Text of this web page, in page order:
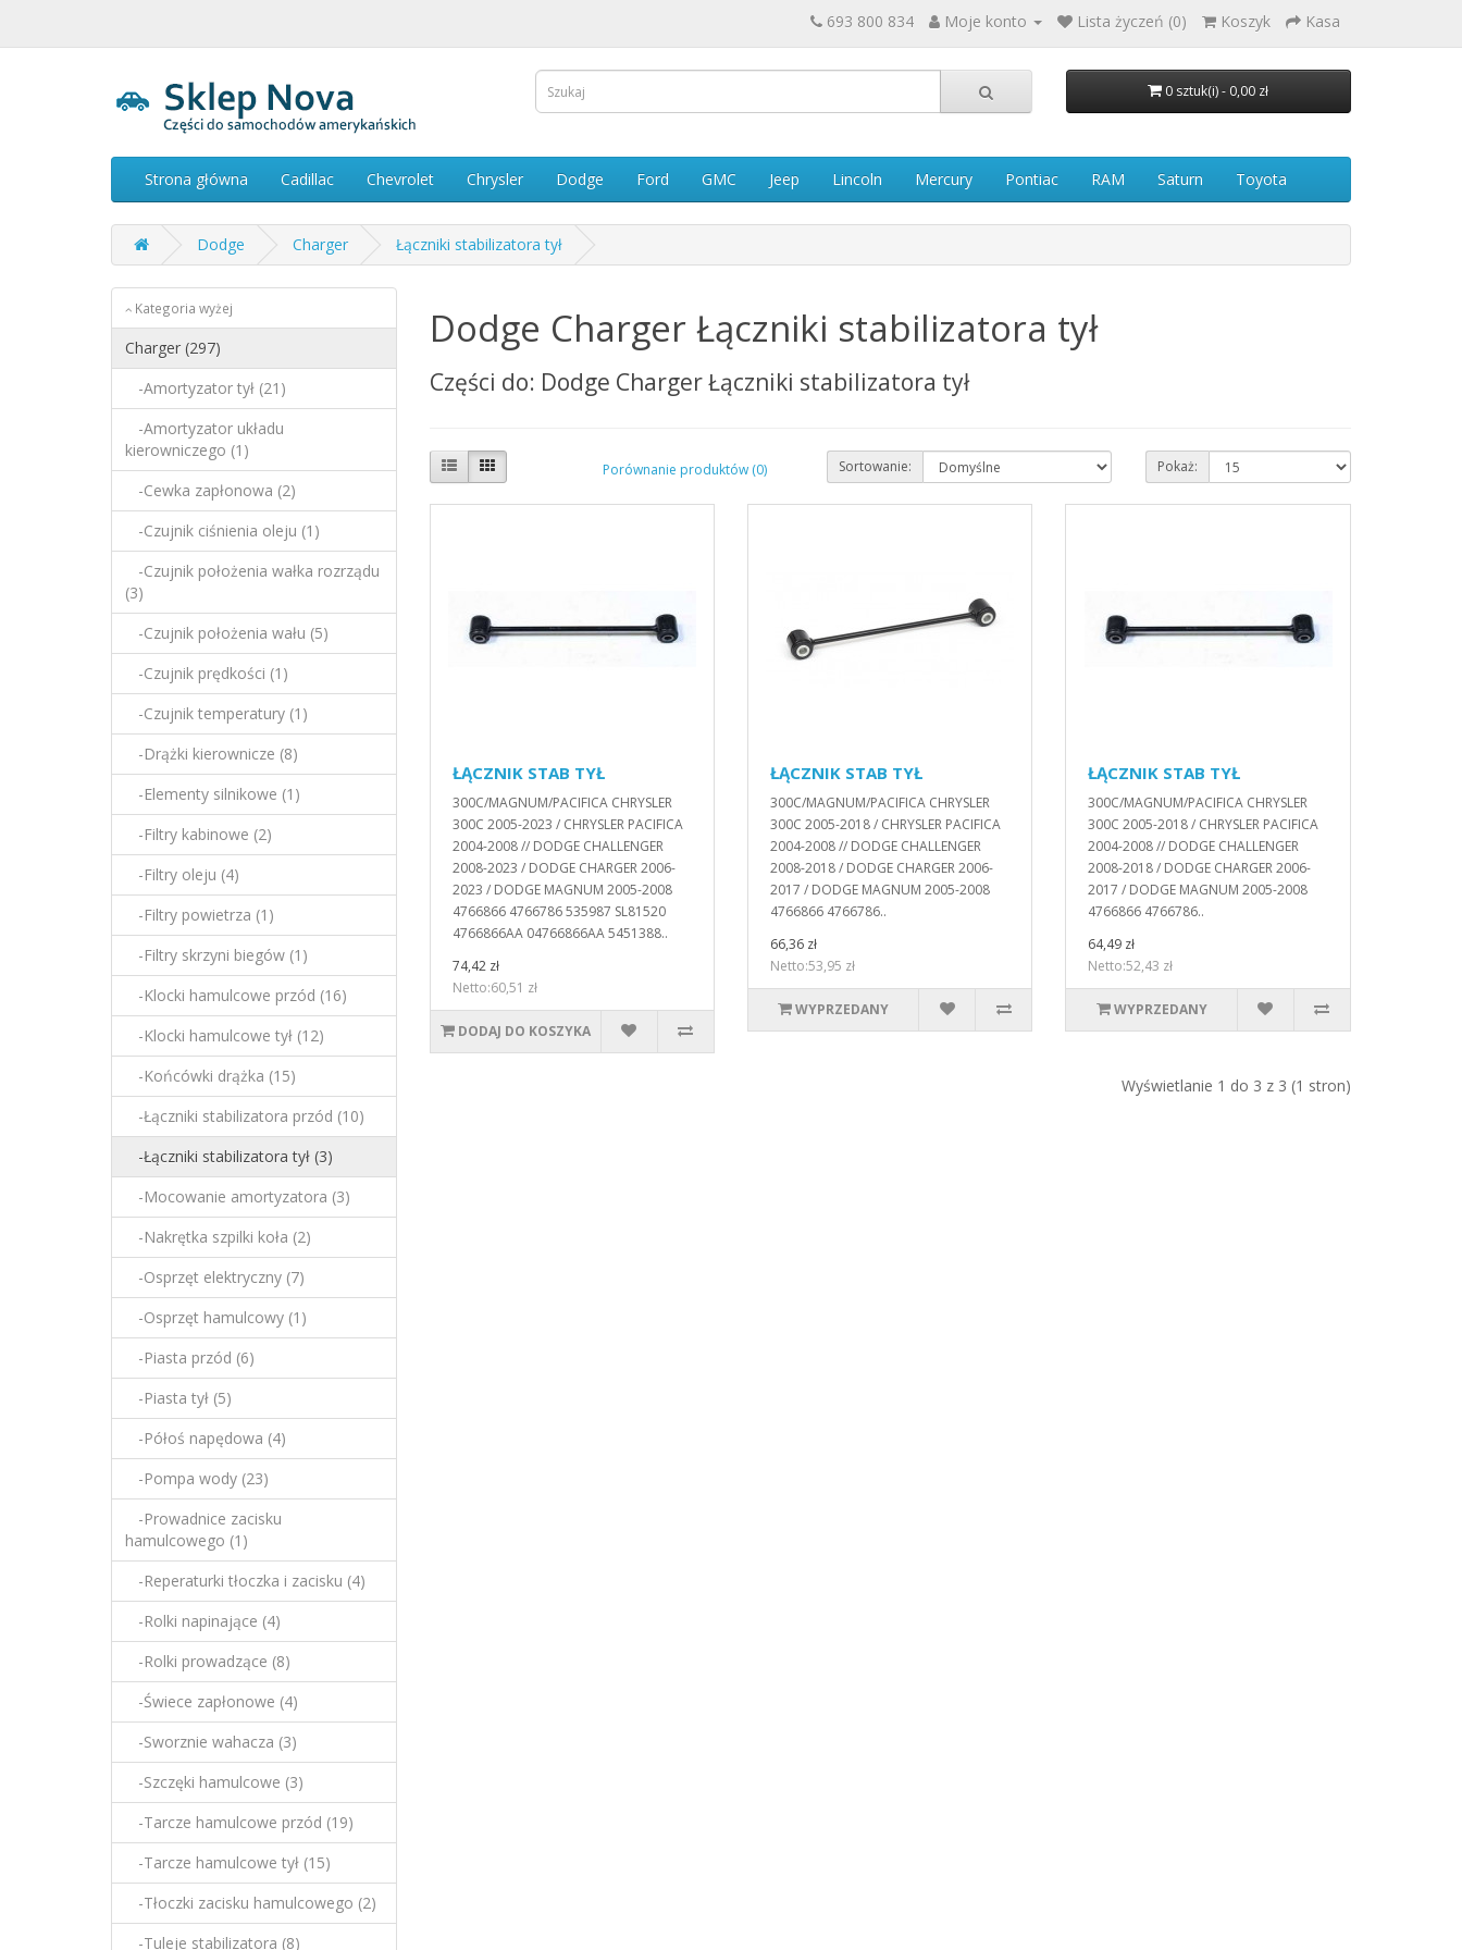
693 800 834 Moje konto Lista życzeń (0) Koszyk Kasa
0 sztuk(i) - 0,00 zł
Strona główna Cadillac Chevrolet Chrysler Dodge Ford GMC Jeep Lincoln Mercury Pontiac RAM Saturn Toyota
Dodge Charger Łączniki stabilizatora tył
Kategoria wyżej
Charger (297)
-Amortyzator tył (21)
-Amortyzator układu
kierowniczego (1)
-Cewka zapłonowa (2)
-Czujnik ciśnienia oleju (1)
-Czujnik położenia wałka rozrządu
(3)
-Czujnik położenia wału (5)
-Czujnik prędkości (1)
-Czujnik temperatury (1)
-Drążki kierownicze (8)
-Elementy silnikowe (1)
-Filtry kabinowe (2)
-Filtry oleju (4)
-Filtry powietrza (1)
-Filtry skrzyni biegów (1)
-Klocki hamulcowe przód (16)
-Klocki hamulcowe tył (12)
-Końcówki drążka (15)
-Łączniki stabilizatora przód (10)
-Łączniki stabilizatora tył (3)
-Mocowanie amortyzatora (3)
-Nakrętka szpilki koła (2)
-Osprzęt elektryczny (7)
-Osprzęt hamulcowy (1)
-Piasta przód (6)
-Piasta tył (5)
-Półoś napędowa (4)
-Pompa wody (23)
-Prowadnice zacisku
hamulcowego (1)
-Reperaturki tłoczka i zacisku (4)
-Rolki napinające (4)
-Rolki prowadzące (8)
-Świece zapłonowe (4)
-Sworznie wahacza (3)
-Szczęki hamulcowe (3)
-Tarcze hamulcowe przód (19)
-Tarcze hamulcowe tył (15)
-Tłoczki zacisku hamulcowego (2)
-Tuleje stabilizatora (8)
Dodge Charger Łączniki stabilizatora tył
Części do: Dodge Charger Łączniki stabilizatora tył
Porównanie produktów (0) Sortowanie: Pokaż:
ŁĄCZNIK STAB TYŁ
300C/MAGNUM/PACIFICA CHRYSLER
300C 2005-2023 / CHRYSLER PACIFICA
2004-2008 // DODGE CHALLENGER
2008-2023 / DODGE CHARGER 2006-
2023 / DODGE MAGNUM 2005-2008
4766866 4766786 535987 SL81520
4766866AA 04766866AA 5451388..
74,42 zł
Netto:60,51 zł
DODAJ DO KOSZYKA
ŁĄCZNIK STAB TYŁ
300C/MAGNUM/PACIFICA CHRYSLER
300C 2005-2018 / CHRYSLER PACIFICA
2004-2008 // DODGE CHALLENGER
2008-2018 / DODGE CHARGER 2006-
2017 / DODGE MAGNUM 2005-2008
4766866 4766786..
66,36 zł
Netto:53,95 zł
WYPRZEDANY
ŁĄCZNIK STAB TYŁ
300C/MAGNUM/PACIFICA CHRYSLER
300C 2005-2018 / CHRYSLER PACIFICA
2004-2008 // DODGE CHALLENGER
2008-2018 / DODGE CHARGER 2006-
2017 / DODGE MAGNUM 2005-2008
4766866 4766786..
64,49 zł
Netto:52,43 zł
WYPRZEDANY
Wyświetlanie 1 do 3 z 3 (1 stron)